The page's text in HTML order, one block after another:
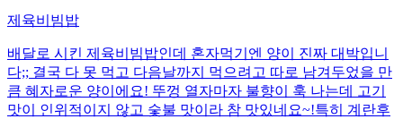
제육비빔밥
배달로 시킨 제육비빔밥인데 혼자먹기엔 양이 진짜 대박입니
다;; 결국 다 못 먹고 다음날까지 먹으려고 따로 남겨두었을 만
큼 혜자로운 양이에요! 뚜껑 열자마자 불향이 훅 나는데 고기
맛이 인위적이지 않고 숯불 맛이라 참 맛있네요~!특히 계란후